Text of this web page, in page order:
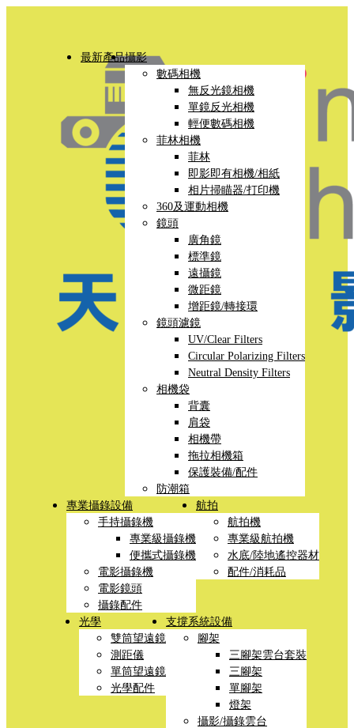
最新產品攝影
數碼相機
無反光鏡相機
單鏡反光相機
輕便數碼相機
菲林相機
菲林
即影即有相機/相紙
相片掃瞄器/打印機
360及運動相機
鏡頭
廣角鏡
標準鏡
遠攝鏡
微距鏡
增距鏡/轉接環
鏡頭濾鏡
UV/Clear Filters
Circular Polarizing Filters
Neutral Density Filters
相機袋
背囊
肩袋
相機帶
拖拉相機箱
保護裝備/配件
防潮箱
專業攝錄設備
手持攝錄機
專業級攝錄機
便攜式攝錄機
電影攝錄機
電影鏡頭
攝錄配件
航拍
航拍機
專業級航拍機
水底/陸地遙控器材
配件/消耗品
光學
雙筒望遠鏡
測距儀
單筒望遠鏡
光學配件
支撐系統設備
腳架
三腳架雲台套裝
三腳架
單腳架
燈架
攝影/攝錄雲台